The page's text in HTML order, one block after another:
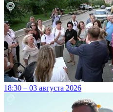
18:30 – 03 августа 2026